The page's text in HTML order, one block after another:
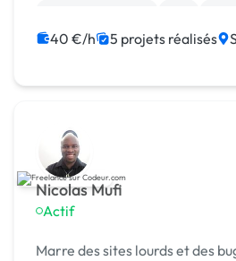
Base de données
40 €/h 5 projets réalisés
Nicolas Mufi
Actif
Marre des sites lourds et des